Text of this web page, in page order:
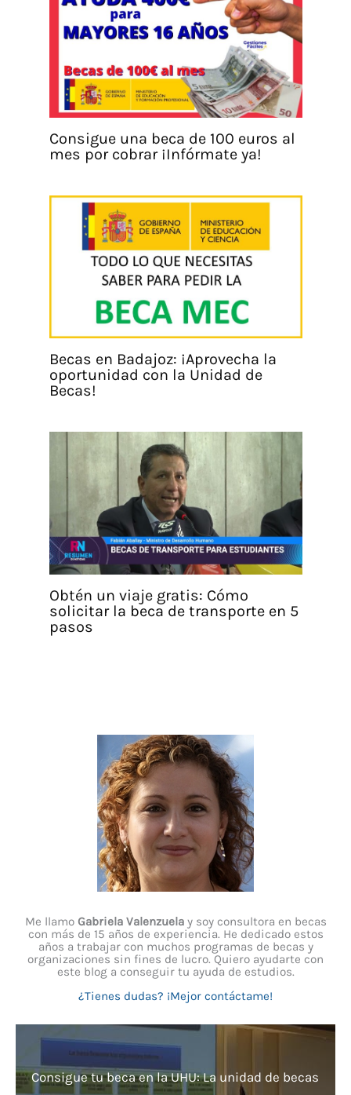
Consigue una beca de 100 euros al
mes por cobrar ¡Infórmate ya!
Becas en Badajoz: ¡Aprovecha la
oportunidad con la Unidad de
Becas!
Obtén un viaje gratis: Cómo
solicitar la beca de transporte en 5
pasos
Me llamo Gabriela Valenzuelay soy consultora en becas
con más de 15 años de experiencia. He dedicado estos
años a trabajar con muchos programas de becas y
organizaciones sin fines de lucro. Quiero ayudarte con
este blog a conseguir tu ayuda de estudios.
¿Tienes dudas? ¡Mejor contáctame!
Consigue tu beca en la UHU: La unidad de becas